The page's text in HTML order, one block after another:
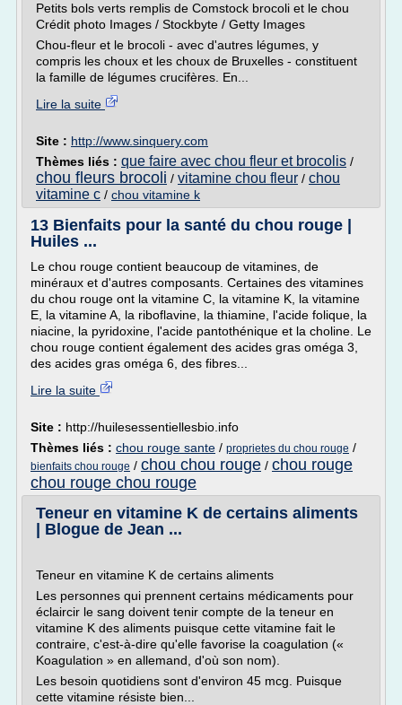
Petits bols verts remplis de Comstock brocoli et le chou
Crédit photo Images / Stockbyte / Getty Images
Chou-fleur et le brocoli - avec d'autres légumes, y
compris les choux et les choux de Bruxelles - constituent
la famille de légumes crucifères. En...
Lire la suite
Site : http://www.sinquery.com
Thèmes liés : que faire avec chou fleur et brocolis /
chou fleurs brocoli / vitamine chou fleur / chou
vitamine c / chou vitamine k
13 Bienfaits pour la santé du chou rouge |
Huiles ...
Le chou rouge contient beaucoup de vitamines, de
minéraux et d'autres composants. Certaines des vitamines
du chou rouge ont la vitamine C, la vitamine K, la vitamine
E, la vitamine A, la riboflavine, la thiamine, l'acide folique, la
niacine, la pyridoxine, l'acide pantothénique et la choline. Le
chou rouge contient également des acides gras oméga 3,
des acides gras oméga 6, des fibres...
Lire la suite
Site : http://huilesessentiellesbio.info
Thèmes liés : chou rouge sante / proprietes du chou rouge /
bienfaits chou rouge / chou chou rouge / chou rouge
chou rouge chou rouge
Teneur en vitamine K de certains aliments
| Blogue de Jean ...
Teneur en vitamine K de certains aliments
Les personnes qui prennent certains médicaments pour
éclaircir le sang doivent tenir compte de la teneur en
vitamine K des aliments puisque cette vitamine fait le
contraire, c'est-à-dire qu'elle favorise la coagulation («
Koagulation » en allemand, d'où son nom).
Les besoin quotidiens sont d'environ 45 mcg. Puisque
cette vitamine résiste bien...